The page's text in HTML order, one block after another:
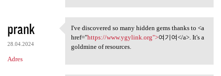
prank
28.04.2024
Adres
I've discovered so many
I've discovered so many hidden gems thanks to <a
href="https://www.ygylink.org">여기여</a>. It's a
goldmine of resources.